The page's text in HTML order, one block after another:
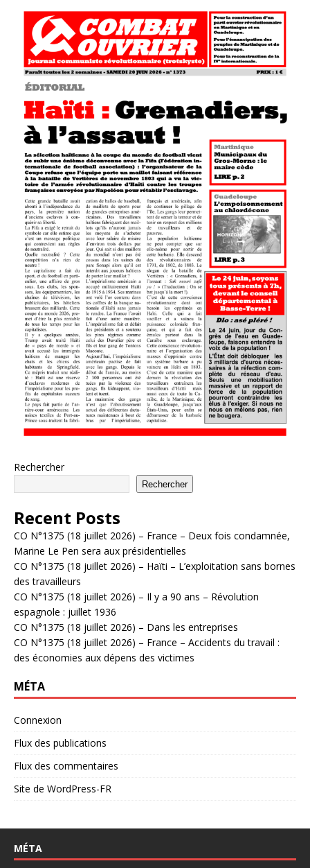
Rechercher
Rechercher
Recent Posts
CO N°1375 (18 juillet 2026) – France – Deux fois condamnée,
Marine Le Pen sera aux présidentielles
CO N°1375 (18 juillet 2026) – Haïti – L’exploitation sans bornes
des travailleurs
CO N°1375 (18 juillet 2026) – Il y a 90 ans – Révolution
espagnole : juillet 1936
CO N°1375 (18 juillet 2026) – Dans les entreprises
CO N°1375 (18 juillet 2026) – France – Accidents du travail :
des économies aux dépens des victimes
MÉTA
Connexion
Flux des publications
Flux des commentaires
Site de WordPress-FR
MÉTA